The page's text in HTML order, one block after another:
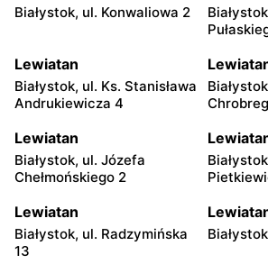
Białystok, ul. Konwaliowa 2
Lewiatan
Białystok, ul. Ks. Stanisława
Andrukiewicza 4
Lewiatan
Białystok, ul. Józefa
Chełmońskiego 2
Lewiatan
Białystok, ul. Radzymińska
13